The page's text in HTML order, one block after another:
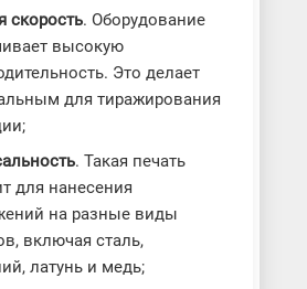
скорость. Оборудование
высокую
Это делает
для тиражирования
. Такая печать
для нанесения
на разные виды
включая сталь,
латунь и медь;